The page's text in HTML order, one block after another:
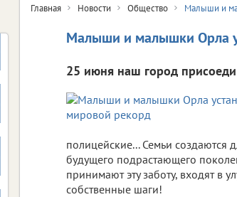
Главная Новости Общество Малыши и
Малыши и малышки Орла
25 июня наш город
полицейские... Семьи создаются
будущего подрастающего
принимают эту заботу, входят в
собственные шаги!